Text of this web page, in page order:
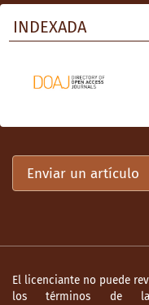
INDEXADA
Enviar un artículo
El licenciante no puede
los términos de